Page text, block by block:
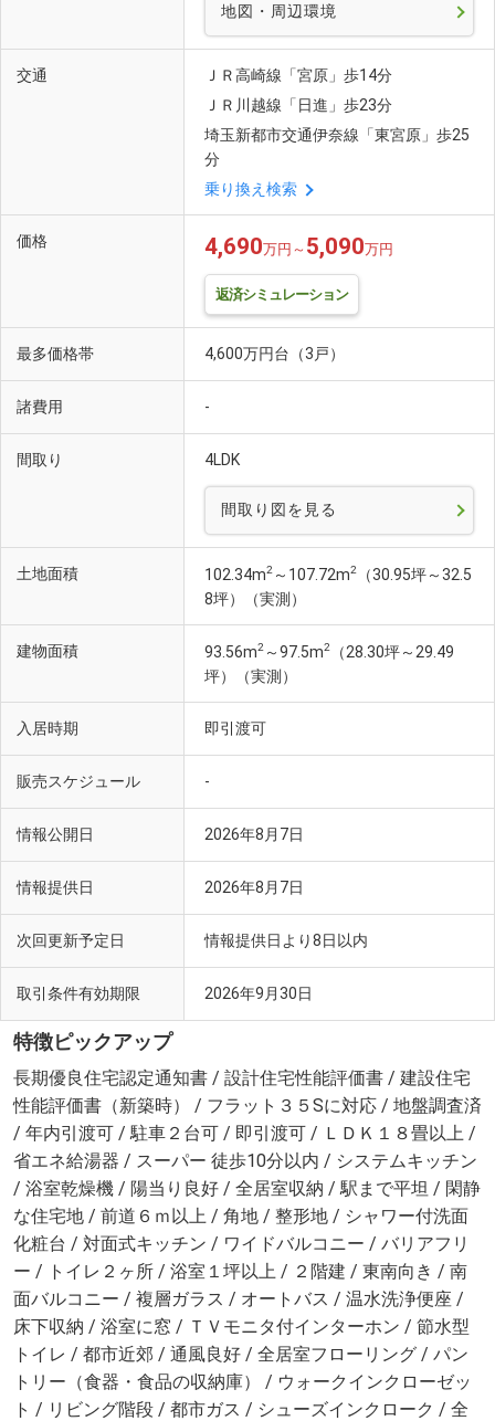
地図・周辺環境
交通
ＪＲ高崎線「宮原」歩14分
ＪＲ川越線「日進」歩23分
埼玉新都市交通伊奈線「東宮原」歩25
分
乗り換え検索
価格 4,690万円～ 5,090万円
返済シミュレーション
最多価格帯 4,600万円台（3戸）
諸費用 -
間取り 4LDK
間取り図を見る
土地面積 102.34m2 ～107.72m2
（30.95坪～32.5
8坪）（実測）
建物面積 93.56m2 ～97.5m2
（28.30坪～29.49
坪）（実測）
入居時期 即引渡可
販売スケジュール -
情報公開日 2026年8月7日
情報提供日 2026年8月7日
次回更新予定日 情報提供日より8日以内
取引条件有効期限 2026年9月30日
特徴ピックアップ
長期優良住宅認定通知書 / 設計住宅性能評価書 / 建設住宅
性能評価書（新築時） / フラット３５Sに対応 / 地盤調査済
/ 年内引渡可 / 駐車２台可 / 即引渡可 / ＬＤＫ１８畳以上 /
省エネ給湯器 / スーパー 徒歩10分以内 / システムキッチン
/ 浴室乾燥機 / 陽当り良好 / 全居室収納 / 駅まで平坦 / 閑静
な住宅地 / 前道６ｍ以上 / 角地 / 整形地 / シャワー付洗面
化粧台 / 対面式キッチン / ワイドバルコニー / バリアフリ
ー / トイレ２ヶ所 / 浴室１坪以上 / ２階建 / 東南向き / 南
面バルコニー / 複層ガラス / オートバス / 温水洗浄便座 /
床下収納 / 浴室に窓 / ＴＶモニタ付インターホン / 節水型
トイレ / 都市近郊 / 通風良好 / 全居室フローリング / パン
トリー（食器・食品の収納庫） / ウォークインクローゼッ
ト / リビング階段 / 都市ガス / シューズインクローク / 全